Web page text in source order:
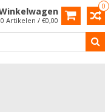
0
0 Artikelen / €0,00